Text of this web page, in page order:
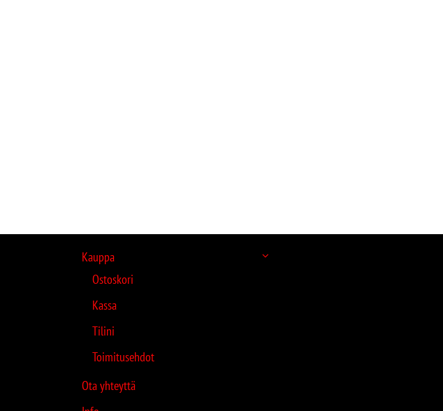
Kauppa
Ostoskori
Kassa
Tilini
Toimitusehdot
Ota yhteyttä